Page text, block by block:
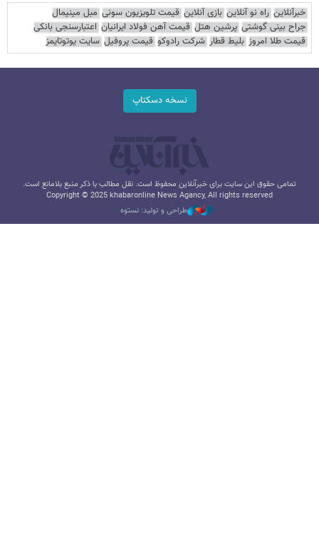
خبرآنلاین راه نو آنلاین بازی آنلاین قیمت تلویزیون سونی مبل مینیمال
جراح بینی گوشتی پرشین هتل قیمت آهن فولاد ایرانیان اعتبارسنجی بانکی
قیمت طلا امروز بلیط قطار شرکت رادوکو قیمت پروفیل سایت یوتوتایمز
نسخه دسکتاپ
تمامی حقوق این سایت برای خبرآنلاین محفوظ است. نقل مطالب با ذکر منبع بلامانع است.
Copyright © 2025 khabaronline News Agancy, All rights reserved
طراحی و تولید: نستوه